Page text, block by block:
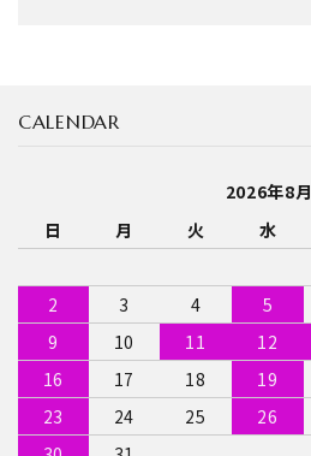
キーワード
カテゴリー
CALENDAR
2026年8月
日
月 火 水
2
3 4 5
9
10 11 12
16
17 18 19
23
24 25 26